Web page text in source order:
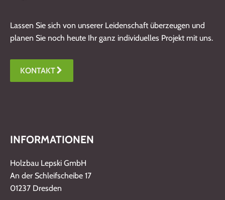
Lassen Sie sich von unserer Leidenschaft überzeugen und
planen Sie noch heute Ihr ganz individuelles Projekt mit uns.
KONTAKT
INFORMATIONEN
Holzbau Lepski GmbH
An der Schleifscheibe 17
01237 Dresden